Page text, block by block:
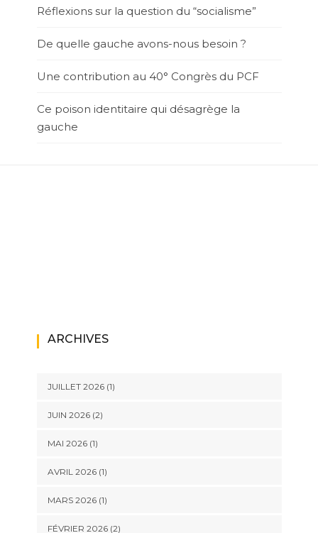
Réflexions sur la question du “socialisme”
De quelle gauche avons-nous besoin ?
Une contribution au 40° Congrès du PCF
Ce poison identitaire qui désagrège la
gauche
ARCHIVES
JUILLET 2026(1)
JUIN 2026(2)
MAI 2026(1)
AVRIL 2026(1)
MARS 2026(1)
FÉVRIER 2026(2)